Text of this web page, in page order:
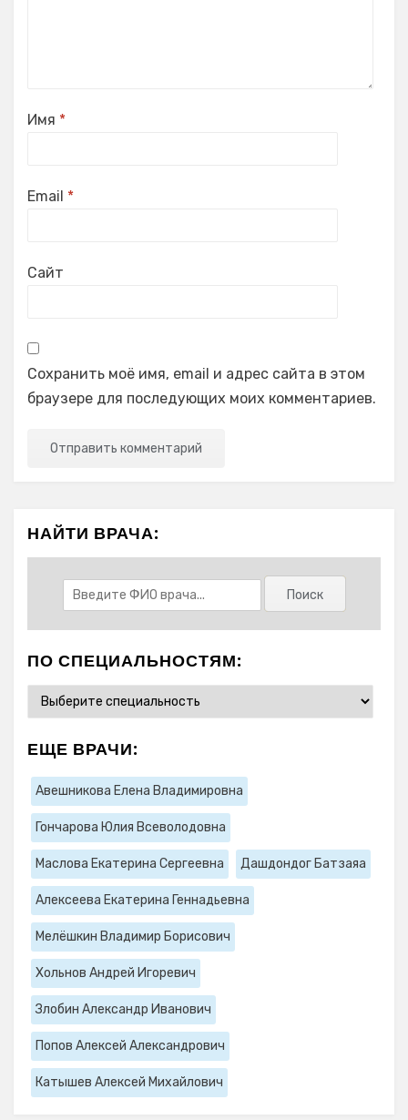
Имя *
Email *
Сайт
Сохранить моё имя, email и адрес сайта в этом
браузере для последующих моих комментариев.
НАЙТИ ВРАЧА:
ПО СПЕЦИАЛЬНОСТЯМ:
ЕЩЕ ВРАЧИ:
Авешникова Елена Владимировна
Гончарова Юлия Всеволодовна
Маслова Екатерина Сергеевна Дашдондог Батзаяа
Алексеева Екатерина Геннадьевна
Мелёшкин Владимир Борисович
Хольнов Андрей Игоревич
Злобин Александр Иванович
Попов Алексей Александрович
Катышев Алексей Михайлович